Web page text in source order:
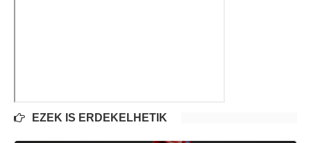
EZEK IS ÉRDEKELHETIK